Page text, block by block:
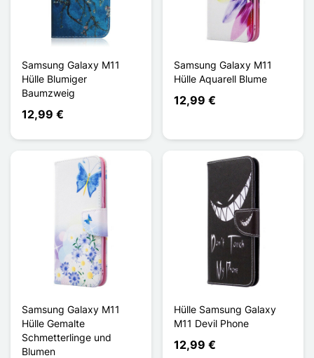
Samsung Galaxy M11
Hülle Blumiger
Baumzweig
12,99 €
Samsung Galaxy M11
Hülle Aquarell Blume
12,99 €
Samsung Galaxy M11
Hülle Gemalte
Schmetterlinge und
Blumen
Hülle Samsung Galaxy
M11 Devil Phone
12,99 €